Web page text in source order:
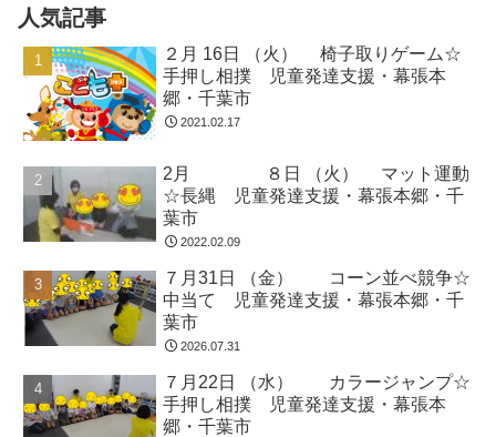
人気記事
２月 16日 （火） 椅子取りゲーム☆
手押し相撲 児童発達支援・幕張本
郷・千葉市
2021.02.17
2月 ８日 （火） マット運動
☆長縄 児童発達支援・幕張本郷・千
葉市
2022.02.09
７月31日 （金） コーン並べ競争☆
中当て 児童発達支援・幕張本郷・千
葉市
2026.07.31
７月22日 （水） カラージャンプ☆
手押し相撲 児童発達支援・幕張本
郷・千葉市